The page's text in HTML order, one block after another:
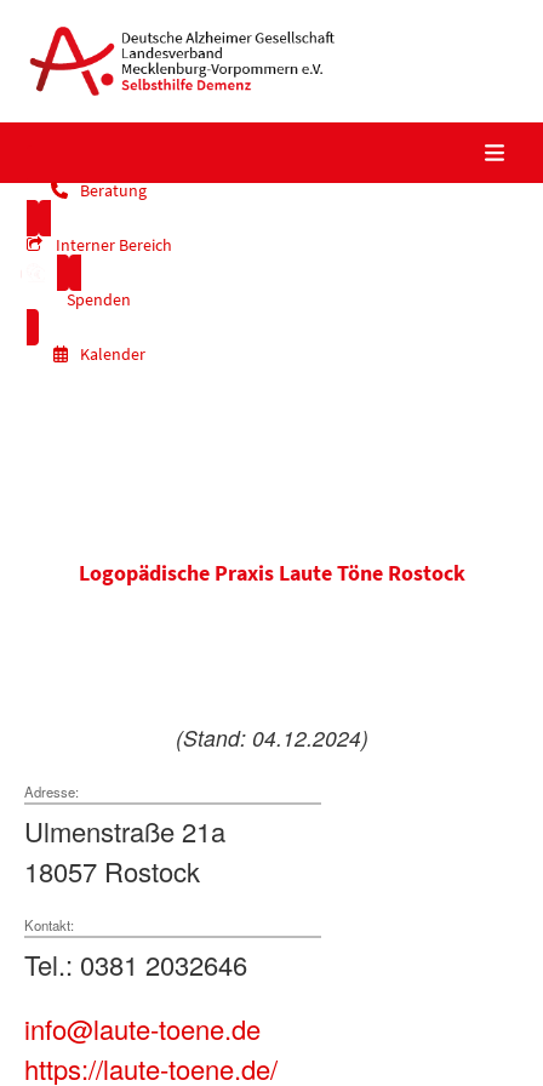
content
Beratung
Interner Bereich
Spenden
Kalender
Logopädische Praxis Laute Töne Rostock
(Stand: 04.12.2024)
Adresse:
Ulmenstraße 21a
18057 Rostock
Kontakt:
Tel.: 0381 2032646
info@laute-toene.de
https://laute-toene.de/